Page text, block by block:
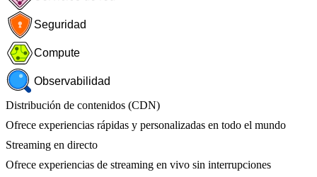
Seguridad
Compute
Observabilidad
Distribución de contenidos (CDN)
Ofrece experiencias rápidas y personalizadas en todo el mundo
Streaming en directo
Ofrece experiencias de streaming en vivo sin interrupciones